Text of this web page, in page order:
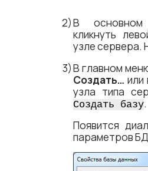
В основном
кликнуть
узле сервера.
В главном
Создать… или
узла типа
Создать базу.
Появится
параметров БД